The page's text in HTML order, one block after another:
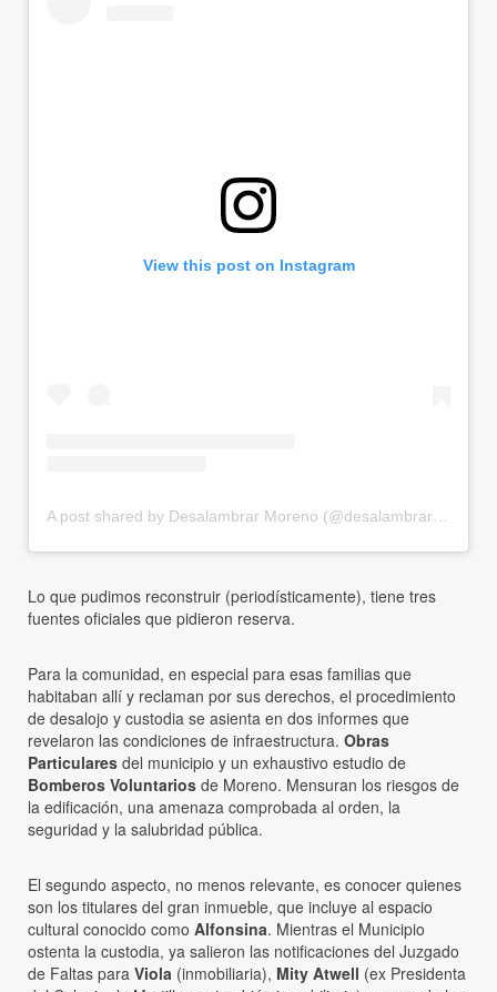
View this post on Instagram
Lo que pudimos reconstruir (periodísticamente), tiene tres
fuentes oficiales que pidieron reserva.
Para la comunidad, en especial para esas familias que
habitaban allí y reclaman por sus derechos, el procedimiento
de desalojo y custodia se asienta en dos informes que
revelaron las condiciones de infraestructura. Obras
Particulares del municipio y un exhaustivo estudio de
Bomberos Voluntarios de Moreno. Mensuran los riesgos de
la edificación, una amenaza comprobada al orden, la
seguridad y la salubridad pública.
El segundo aspecto, no menos relevante, es conocer quienes
son los titulares del gran inmueble, que incluye al espacio
cultural conocido como Alfonsina. Mientras el Municipio
ostenta la custodia, ya salieron las notificaciones del Juzgado
de Faltas para Viola (inmobiliaria), Mity Atwell (ex Presidenta